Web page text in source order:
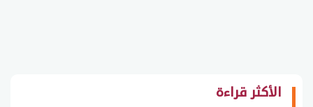
الأكثر قراءة